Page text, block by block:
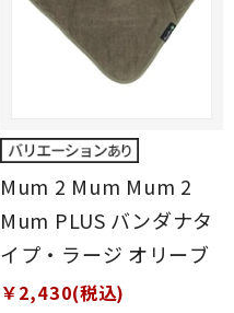
Mum 2 Mum Mum 2
Mum PLUS バンダナタ
イプ・ラージ オリーブ
￥2,430(税込)